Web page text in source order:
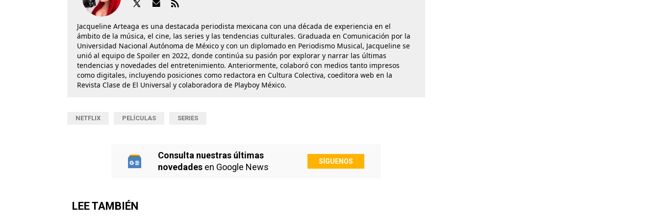
Jacqueline Arteaga es una destacada periodista mexicana con una década de experiencia en el
ámbito de la música, el cine, las series y las tendencias culturales. Graduada en Comunicación por la
Universidad Nacional Autónoma de México y con un diplomado en Periodismo Musical, Jacqueline se
unió al equipo de Spoiler en 2022, donde continúa su pasión por explorar y narrar las últimas
tendencias y novedades del entretenimiento. Anteriormente, colaboró con medios tanto impresos
como digitales, incluyendo posiciones como redactora en Cultura Colectiva, coeditora web en la
Revista Clase de El Universal y colaboradora de Playboy México.
NETFLIX PELÍCULAS SERIES
Consulta nuestras últimas
novedades en Google News
SÍGUENOS
LEE TAMBIÉN